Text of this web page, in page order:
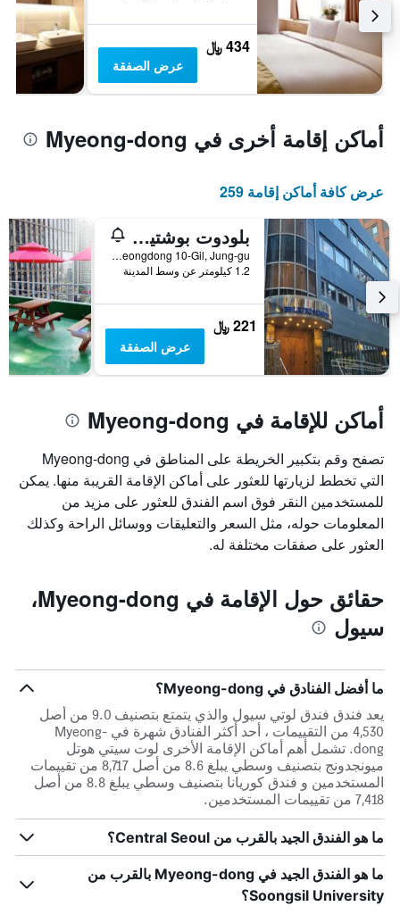
434 ﷼
عرض الصفقة
أماكن إقامة أخرى في Myeong-dong
عرض كافة أماكن إقامة 259
بلودوت بوشتيل ميونغودونج
2F, 19-27, Myeongdong 10-Gil, Jung-gu, سيول, كوريا الجنوبية
1.2 كيلومتر عن وسط المدينة
221 ﷼
عرض الصفقة
أماكن للإقامة في Myeong-dong
تصفح وقم بتكبير الخريطة على المناطق في Myeong-dong
التي تخطط لزيارتها للعثور على أماكن الإقامة القريبة منها. يمكن
للمستخدمين النقر فوق اسم الفندق للعثور على مزيد من
المعلومات حوله، مثل السعر والتعليقات ووسائل الراحة وكذلك
العثور على صفقات مختلفة له.
حقائق حول الإقامة في Myeong-dong،
سيول
ما أفضل الفنادق في Myeong-dong؟
يعد فندق فندق لوتي سيول والذي يتمتع بتصنيف 9.0 من أصل
4,530 من التقييمات ، أحد أكثر الفنادق شهرة في Myeong-
dong. تشمل أهم أماكن الإقامة الأخرى لوت سيتي هوتل
ميونجدونج بتصنيف وسطي يبلغ 8.6 من أصل 8,717 من تقييمات
المستخدمين و فندق كوريانا بتصنيف وسطي يبلغ 8.8 من أصل
7,418 من تقييمات المستخدمين.
ما هو الفندق الجيد بالقرب من Central Seoul؟
ما هو الفندق الجيد في Myeong-dong بالقرب من
Soongsil University؟